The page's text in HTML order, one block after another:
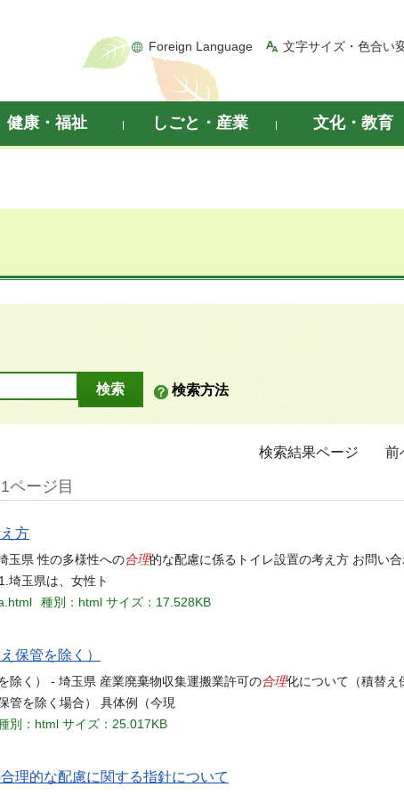
Foreign Language 文字サイズ・色合い
健康・福祉 しごと・産業 文化・教育
検索方法
検索結果ページ 前
1ページ目
方
玉県 性の多様性への合理的な配慮に係るトイレ設置の考え方 お問い
埼玉県は、女性ト
種別：html サイズ：17.528KB
保管を除く）
除く） - 埼玉県 産業廃棄物収集運搬業許可の合理化について（積替え
管を除く場合） 具体例（今現
別：html サイズ：25.017KB
理的な配慮に関する指針について